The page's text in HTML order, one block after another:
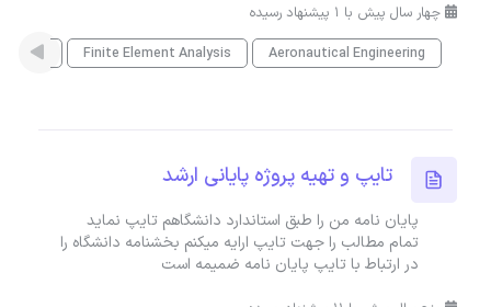
چهار سال پیش با 1 پیشنهاد رسیده
Aeronautical Engineering
Finite Element Analysis فیزیک
تایپ و تهیه پروژه پایانی ارشد
پایان نامه من را طبق استاندارد دانشگاهم تایپ نماید
تمام مطالب را جهت تایپ ارایه میکنم بخشنامه دانشگاه را
در ارتباط با تایپ پایان نامه ضمیمه است